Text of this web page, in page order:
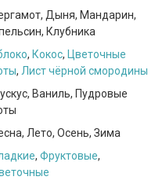
Дыня, Мандарин,
Клубника
, Кокос, Цветочные
, Лист чёрной смородины
Ваниль, Пудровые
Лето, Осень, Зима
, Фруктовые,